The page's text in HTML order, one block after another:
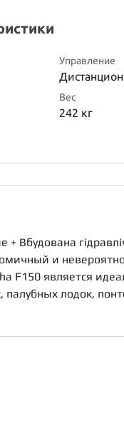
Управление
Вес
242 кг
Вбудована
и
F150 является
лодок,